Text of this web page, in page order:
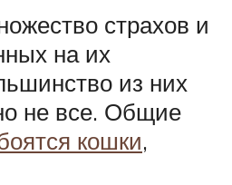
страхов и
на их
из них
не все. Общие
кошки,